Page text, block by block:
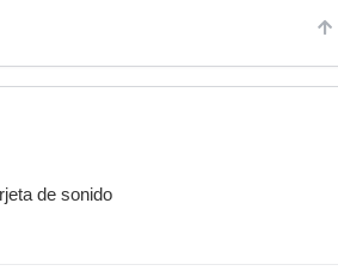
de sonido